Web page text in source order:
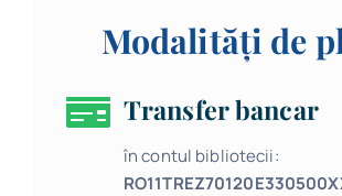
Modalități de
Transfer bancar
în contul bibliotecii: